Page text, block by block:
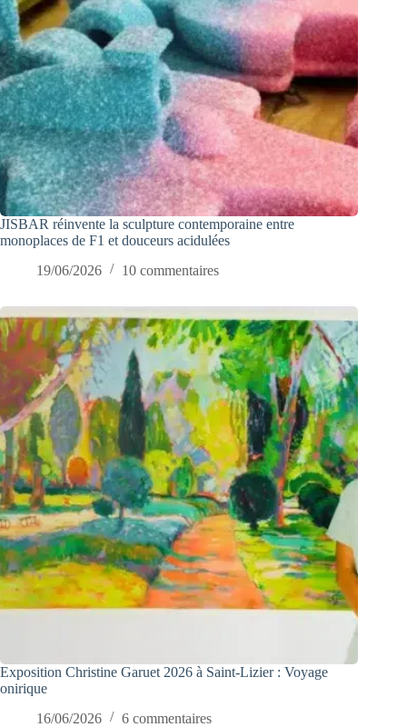
JISBAR réinvente la sculpture contemporaine entre
monoplaces de F1 et douceurs acidulées
19/06/2026
10 commentaires
Exposition Christine Garuet 2026 à Saint-Lizier : Voyage
onirique
16/06/2026
6 commentaires